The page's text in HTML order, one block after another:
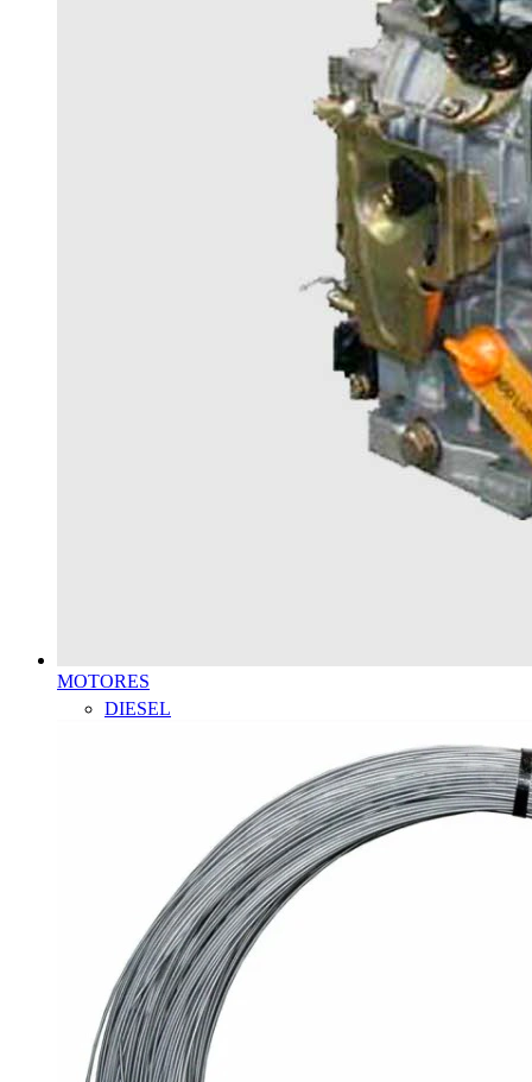
MOTORES
DIESEL